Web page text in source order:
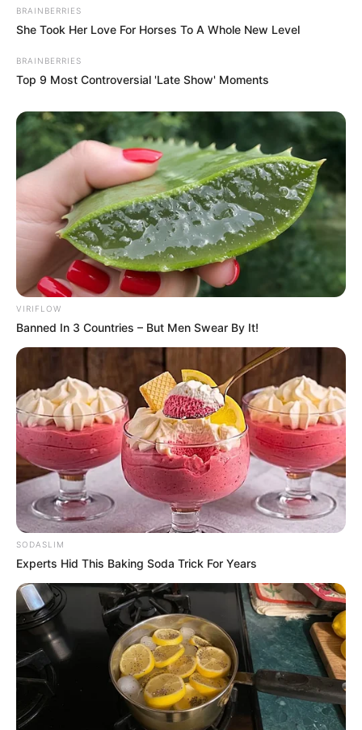
Ο πόλεμος στην Ουκρανία
περνάει στην πολύ
επικίνδυνη δεύτερη...
ρωσόφιλος, ψεκασμένος”: το
Πίσω στον Μεσαίωνα: Η ΕΕ
χωρίς φθηνό ηλεκτρικό
ρεύμα, διολισθαίνει στη
φτώχεια...
Οι ουκρανικές αντεπιθέσεις
και η ρωσική στρατηγική
που θυμίζει το Κουρσκ- Μια...
ΛΙΓΑ ΛΟΓΙΑ ΓΙΑ ΜΕΝΑ
Πέμπτη, 22 Οκτωβρίου 2020, 20:06
ΓΕΙΑ ΣΑΣ….ΚΑΛΩΣ ΗΛΘΑΤΕ ΣΤΗΝ ΙΣΤΟΣΕΛΙΔΑ...
ΑΛΕΞΑΝΔΡΟΣ ΖΕΥΣ Ο
ΑΡΧΗΓΟΣ ΤΩΝ ΕΛ. Ο
ΑΠΟΛΥΤΟΣ ΚΥΡΙΑΡΧΟΣ.
ΕΙΝΑΙ ΕΔΩ, ΕΙΝΑΙ...
ΕΙΜΑΣΤΕ ΣΤΗΝ ΤΕΛΙΚΗ
ΕΥΘΕΙΑ.. ΕΙΝΑΙ ΕΔΩ.. ΕΙΝΑΙ
ΜΑΖΙ ΜΑΣ, ΜΑΣ
ΠΡΟΣΤΑΤΕΥΟΥΝ ΚΑΙ...
BRAINBERRIES
She Took Her Love For Horses To A Whole New Level
BRAINBERRIES
Top 9 Most Controversial 'Late Show' Moments
VIRIFLOW
Banned In 3 Countries – But Men Swear By It!
SODASLIM
Experts Hid This Baking Soda Trick For Years